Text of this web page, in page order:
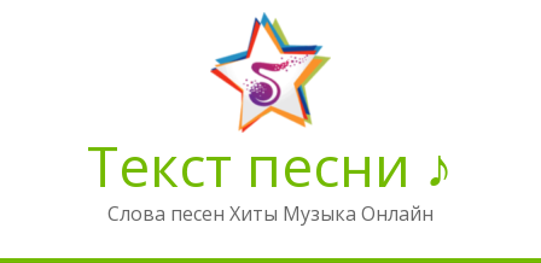
Текст песни ♪
Слова песен Хиты Музыка Онлайн